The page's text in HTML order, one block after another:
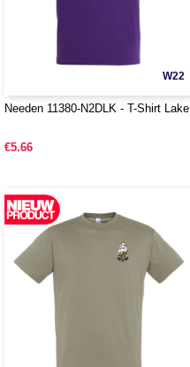
W22
Needen 11380-N2DLK - T-Shirt Lake
€5.66